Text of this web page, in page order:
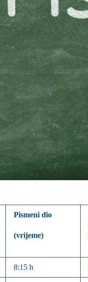
Pismeni dio
(vrijeme)
8:15 h